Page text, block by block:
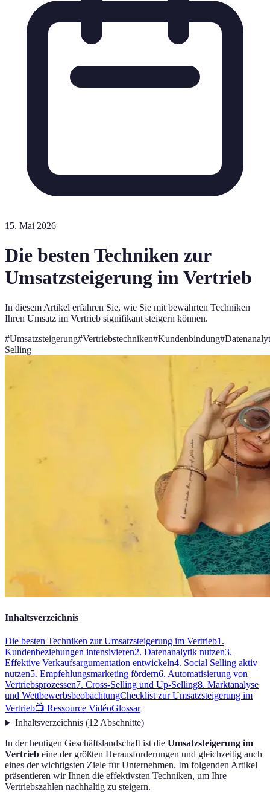
15. Mai 2026
Die besten Techniken zur
Umsatzsteigerung im Vertrieb
In diesem Artikel erfahren Sie, wie Sie mit bewährten Techniken
Ihren Umsatz im Vertrieb signifikant steigern können.
#Umsatzsteigerung#Vertriebstechniken#Kundenbindung#
Selling
Inhaltsverzeichnis
Die besten Techniken zur Umsatzsteigerung im Vertrieb1.
Kundenbeziehungen intensivieren2. Datenanalytik nutzen3.
Effektive Verkaufsargumentation entwickeln4. Social Selling aktiv
nutzen5. Empfehlungsmarketing fördern6. Automatisierung von
Vertriebsprozessen7. Cross-Selling und Up-Selling8. Marktanalyse
und WettbewerbsbeobachtungChecklist zur Umsatzsteigerung im
Vertrieb📺 Ressource VidéoGlossar
Inhaltsverzeichnis(12Abschnitte)
In der heutigen Geschäftslandschaft ist die Umsatzsteigerung im
Vertrieb eine der größten Herausforderungen und gleichzeitig auch
eines der wichtigsten Ziele für Unternehmen. Im folgenden Artikel
präsentieren wir Ihnen die effektivsten Techniken, um Ihre
Vertriebszahlen nachhaltig zu steigern.